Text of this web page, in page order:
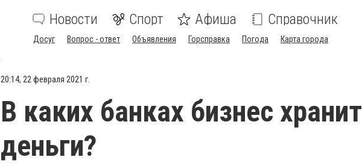
Новости Спорт Афиша Справочник
Досуг Вопрос - ответ Объявления Горсправка Погода Карта города
20:14, 22 февраля 2021 г.
В каких банках бизнес хранит
деньги?